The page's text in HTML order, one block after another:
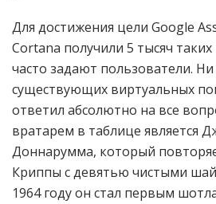
Для достижения цели Google
Cortana получили 5 тысяч
часто задают пользователи.
существующих виртуальных
ответил абсолютно на все
вратарем в таблице является
Доннарумма, который
Криппы с девятью чистыми
1964 году он стал первым